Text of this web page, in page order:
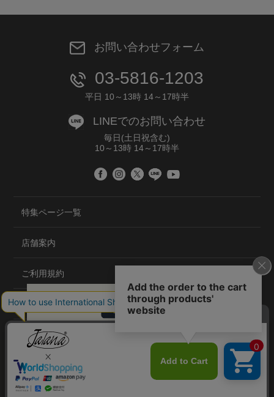
お問い合わせフォーム
03-5816-1203
平日 10～13時 14～17時半
LINEでのお問い合わせ
毎日(土日祝含む)
10～13時 14～17時半
特集ページ一覧
店舗案内
ご利用規約
プライバシーポリシー
特定商取引法について
会社概要